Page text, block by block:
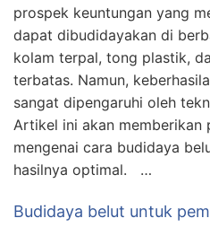
prospek keuntungan yang
dapat dibudidayakan di
kolam terpal, tong plastik,
terbatas. Namun,
sangat dipengaruhi oleh
Artikel ini akan memberikan
mengenai cara budidaya
hasilnya optimal. …
Budidaya belut untuk